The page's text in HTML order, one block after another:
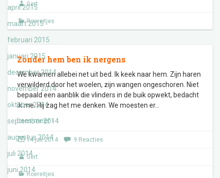
april 2015
maart 2015
februari 2015
januari 2015
december 2014
november 2014
oktober 2014
september 2014
augustus 2014
juli 2014
juni 2014
Gert
Roereitjes
Zonder hem ben ik nergens
We kwamen allebei net uit bed. Ik keek naar hem. Zijn haren
verwilderd door het woelen, zijn wangen ongeschoren. Niet
bepaald een aanblik die vlinders in de buik opwekt, bedacht
ik me. Hij zag het me denken. We moesten er…
Lees meer ›
14 juli 2014 9 Reacties
Gert
Roereitjes